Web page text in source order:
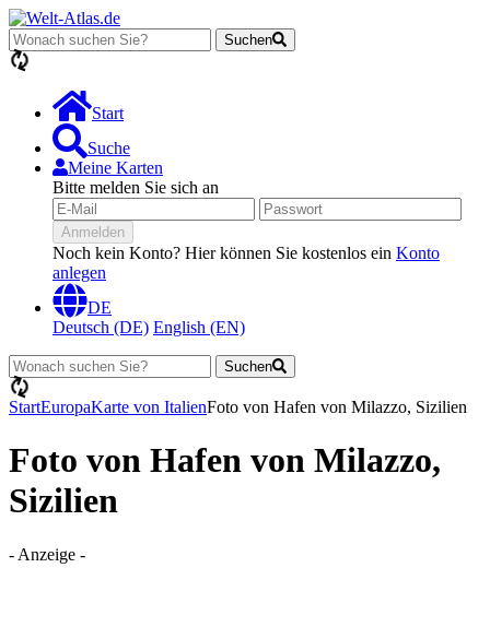
Suchen
Start
Suche
Meine Karten
Bitte melden Sie sich an
Anmelden
Noch kein Konto? Hier können Sie kostenlos ein Konto
anlegen
DE
Deutsch (DE) English (EN)
Suchen
StartEuropaKarte von ItalienFoto von Hafen von Milazzo, Sizilien
Foto von Hafen von Milazzo,
Sizilien
- Anzeige -